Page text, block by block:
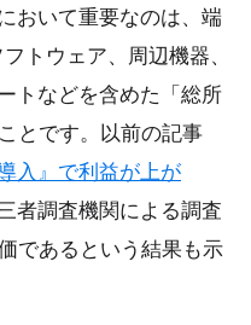
おいて重要なのは、端
トウェア、周辺機器、
トなどを含めた「総所
とです。以前の記事
入』で利益が上が
者調査機関による調査
であるという結果も示